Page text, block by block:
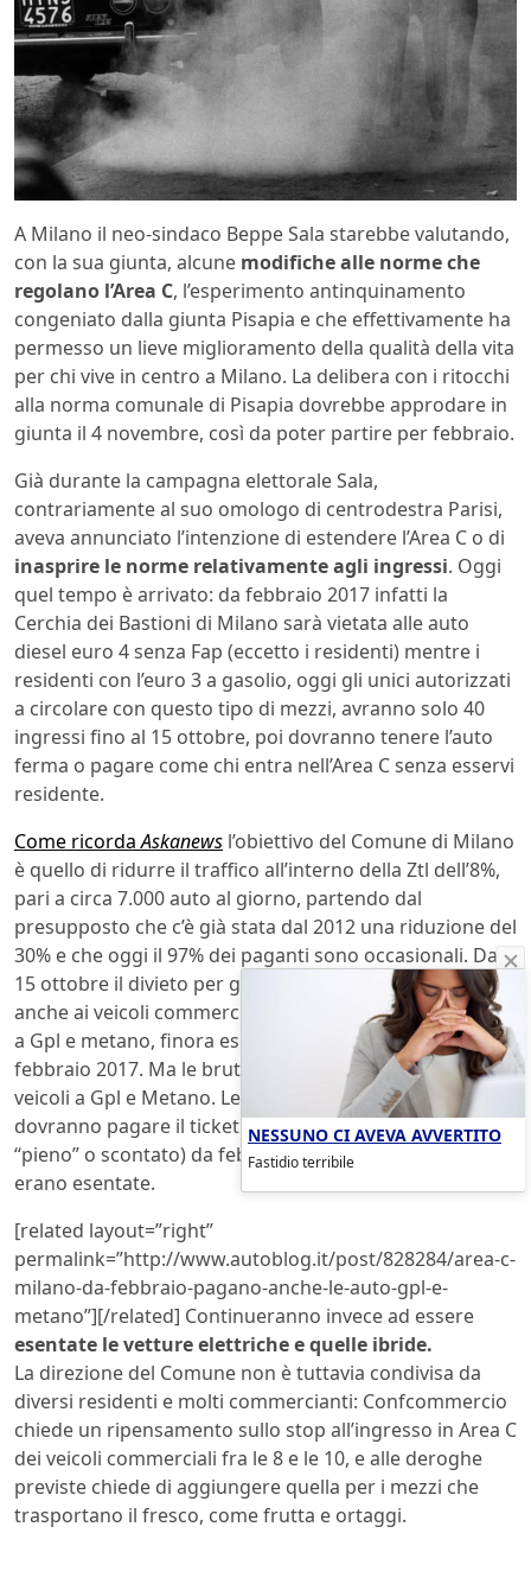
A Milano il neo-sindaco Beppe Sala starebbe valutando,
con la sua giunta, alcune modifiche alle norme che
regolano l’Area C, l’esperimento antinquinamento
congeniato dalla giunta Pisapia e che effettivamente ha
permesso un lieve miglioramento della qualità della vita
per chi vive in centro a Milano. La delibera con i ritocchi
alla norma comunale di Pisapia dovrebbe approdare in
giunta il 4 novembre, così da poter partire per febbraio.
Già durante la campagna elettorale Sala,
contrariamente al suo omologo di centrodestra Parisi,
aveva annunciato l’intenzione di estendere l’Area C o di
inasprire le norme relativamente agli ingressi. Oggi
quel tempo è arrivato: da febbraio 2017 infatti la
Cerchia dei Bastioni di Milano sarà vietata alle auto
diesel euro 4 senza Fap (eccetto i residenti) mentre i
residenti con l’euro 3 a gasolio, oggi gli unici autorizzati
a circolare con questo tipo di mezzi, avranno solo 40
ingressi fino al 15 ottobre, poi dovranno tenere l’auto
ferma o pagare come chi entra nell’Area C senza esservi
residente.
Come ricordaAskanews l’obiettivo del Comune di Milano
è quello di ridurre il traffico all’interno della Ztl dell’8%,
pari a circa 7.000 auto al giorno, partendo dal
presupposto che c’è già stata dal 2012 una riduzione del
30% e che oggi il 97% dei paganti sono occasionali. Da
15 ottobre il divieto per gli euro 4 senza Fap sarà esteso
anche ai veicoli commerciali, mentre i veicoli alimentati
a Gpl e metano, finora esentati, pagheranno già da
febbraio 2017. Ma le brutte notizie sono anche per i
veicoli a Gpl e Metano. Le automobili che vanno a gas
dovranno pagare il ticket d’ingresso (non si sa se
“pieno” o scontato) da febbraio 2017, mentre finora
erano esentate.
[related layout=”right”
permalink=”http://www.autoblog.it/post/828284/area-c-
milano-da-febbraio-pagano-anche-le-auto-gpl-e-
metano”][/related] Continueranno invece ad essere
esentate le vetture elettriche e quelle ibride.
La direzione del Comune non è tuttavia condivisa da
diversi residenti e molti commercianti: Confcommercio
chiede un ripensamento sullo stop all’ingresso in Area C
dei veicoli commerciali fra le 8 e le 10, e alle deroghe
previste chiede di aggiungere quella per i mezzi che
trasportano il fresco, come frutta e ortaggi.
NESSUNO CI AVEVA AVVERTITO
Fastidio terribile